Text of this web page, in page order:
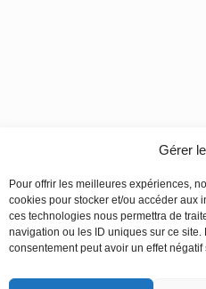
Gérer
Pour offrir les meilleures expériences,
cookies pour stocker et/ou accéder aux
ces technologies nous permettra de
navigation ou les ID uniques sur ce
consentement peut avoir un effet